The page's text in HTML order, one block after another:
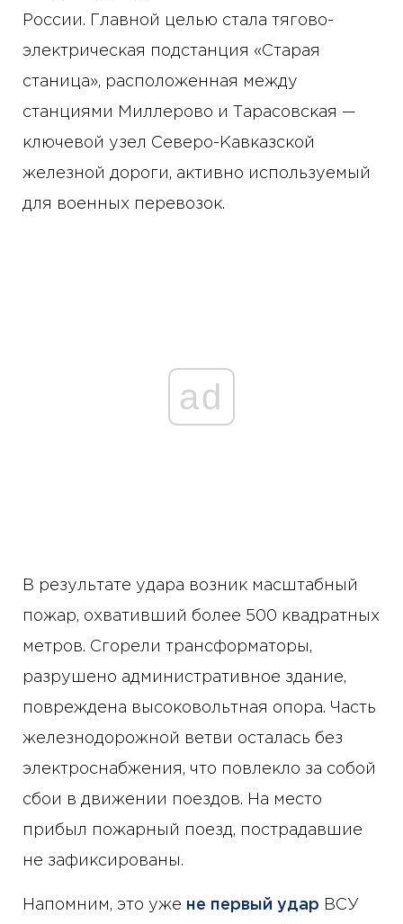
России. Главной целью стала тягово-
электрическая подстанция «Старая
станица», расположенная между
станциями Миллерово и Тарасовская —
ключевой узел Северо-Кавказской
железной дороги, активно используемый
для военных перевозок.
ad
В результате удара возник масштабный
пожар, охвативший более 500 квадратных
метров. Сгорели трансформаторы,
разрушено административное здание,
повреждена высоковольтная опора. Часть
железнодорожной ветви осталась без
электроснабжения, что повлекло за собой
сбои в движении поездов. На место
прибыл пожарный поезд, пострадавшие
не зафиксированы.
Напомним, это уже не первый удар ВСУ